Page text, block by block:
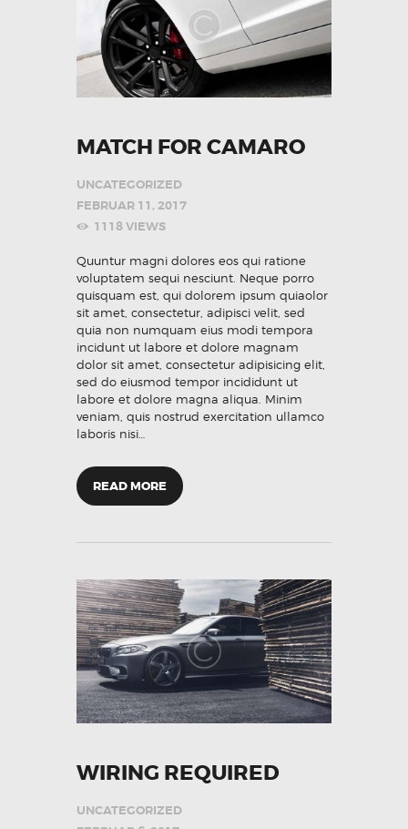
MATCH FOR CAMARO
UNCATEGORIZED
FEBRUAR 11, 2017
1118VIEWS
Quuntur magni dolores eos qui ratione
voluptatem sequi nesciunt. Neque porro
quisquam est, qui dolorem ipsum quiaolor
sit amet, consectetur, adipisci velit, sed
quia non numquam eius modi tempora
incidunt ut labore et dolore magnam
dolor sit amet, consectetur adipisicing elit,
sed do eiusmod tempor incididunt ut
labore et dolore magna aliqua. Minim
veniam, quis nostrud exercitation ullamco
laboris nisi…
READ MORE
WIRING REQUIRED
UNCATEGORIZED